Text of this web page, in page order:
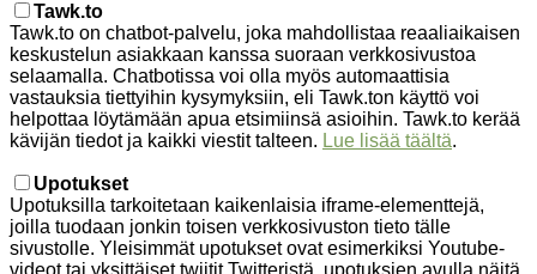
Tawk.to
Tawk.to on chatbot-palvelu, joka mahdollistaa reaaliaikaisen
keskustelun asiakkaan kanssa suoraan verkkosivustoa
selaamalla. Chatbotissa voi olla myös automaattisia
vastauksia tiettyihin kysymyksiin, eli Tawk.ton käyttö voi
helpottaa löytämään apua etsimiinsä asioihin. Tawk.to kerää
kävijän tiedot ja kaikki viestit talteen. Lue lisää täältä.
Upotukset
Upotuksilla tarkoitetaan kaikenlaisia iframe-elementtejä,
joilla tuodaan jonkin toisen verkkosivuston tieto tälle
sivustolle. Yleisimmät upotukset ovat esimerkiksi Youtube-